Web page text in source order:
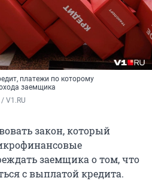
платежи по которому
заемщика
V1.RU
закон, который
заемщика о том, что
с выплатой кредита.